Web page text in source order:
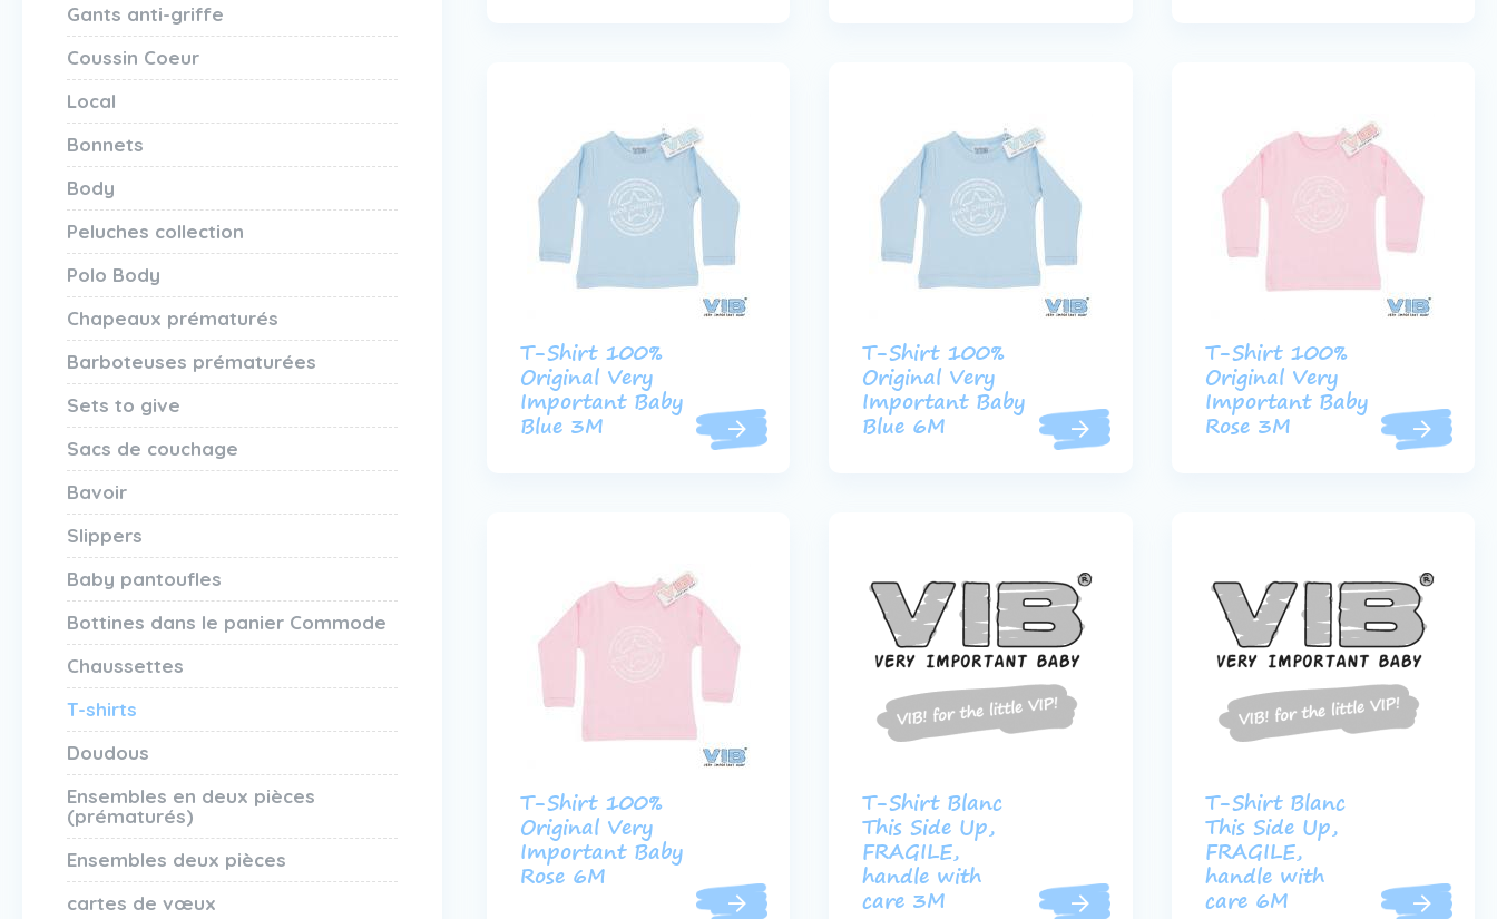
Gants anti-griffe
Coussin Coeur
Local
Bonnets
Body
Peluches collection
Polo Body
Chapeaux prématurés
Barboteuses prématurées
Sets to give
Sacs de couchage
Bavoir
Slippers
Baby pantoufles
Bottines dans le panier Commode
Chaussettes
T-shirts
Doudous
Ensembles en deux pièces
(prématurés)
Ensembles deux pièces
cartes de vœux
T-Shirt 100%
Original Very
Important Baby
Blue 3M
T-Shirt 100%
Original Very
Important Baby
Blue 6M
T-Shirt 100%
Original Very
Important Baby
Rose 3M
T-Shirt 100%
Original Very
Important Baby
Rose 6M
T-Shirt Blanc
This Side Up,
FRAGILE,
handle with
care 3M
T-Shirt Blanc
This Side Up,
FRAGILE,
handle with
care 6M